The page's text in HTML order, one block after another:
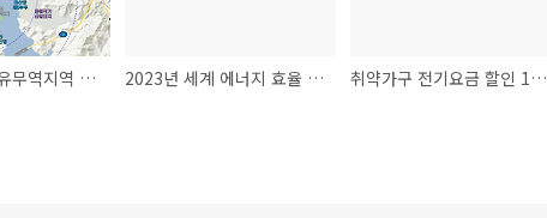
마산에 제2 자유무역지역 조성된다 2023년 세계 에너지 효율 및 에너지 집약도 취약가구 전기요금 할인 1년 더 연장